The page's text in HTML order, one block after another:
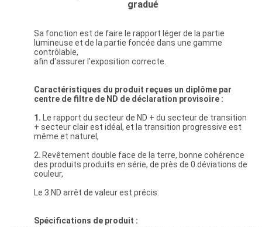
gradué
Sa fonction est de faire le rapport léger de la partie
lumineuse et de la partie foncée dans une gamme
contrôlable,
afin d'assurer l'exposition correcte.
Caractéristiques du produit reçues un diplôme par
centre de filtre de ND de déclaration provisoire :
1. Le rapport du secteur de ND + du secteur de transition
+ secteur clair est idéal, et la transition progressive est
même et naturel,
2. Revêtement double face de la terre, bonne cohérence
des produits produits en série, de près de 0 déviations de
couleur,
Le 3.ND arrêt de valeur est précis.
Spécifications de produit :